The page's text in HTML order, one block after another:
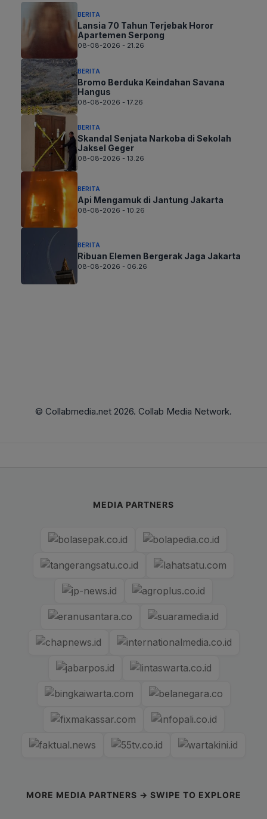
BERITA
Lansia 70 Tahun Terjebak Horor
Apartemen Serpong
08-08-2026 - 21.26
BERITA
Bromo Berduka Keindahan Savana
Hangus
08-08-2026 - 17.26
BERITA
Skandal Senjata Narkoba di Sekolah
Jaksel Geger
08-08-2026 - 13.26
BERITA
Api Mengamuk di Jantung Jakarta
08-08-2026 - 10.26
BERITA
Ribuan Elemen Bergerak Jaga Jakarta
08-08-2026 - 06.26
© Collabmedia.net 2026. Collab Media Network.
MEDIA PARTNERS
MORE MEDIA PARTNERS → SWIPE TO EXPLORE